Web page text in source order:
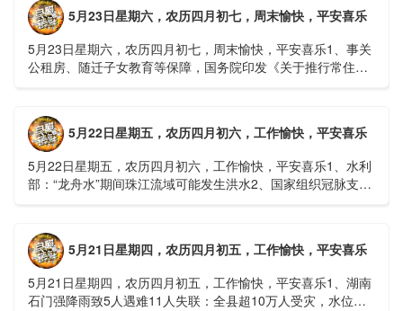
5月23日星期六，农历四月初七，周末愉快，平安喜乐
5月23日星期六，农历四月初七，周末愉快，平安喜乐1、事关
公租房、随迁子女教育等保障，国务院印发《关于推行常住地
5月22日星期五，农历四月初六，工作愉快，平安喜乐
5月22日星期五，农历四月初六，工作愉快，平安喜乐1、水利
部：“龙舟水”期间珠江流域可能发生洪水2、国家组织冠脉支架
5月21日星期四，农历四月初五，工作愉快，平安喜乐
5月21日星期四，农历四月初五，工作愉快，平安喜乐1、湖南
石门强降雨致5人遇难11人失联：全县超10万人受灾，水位正